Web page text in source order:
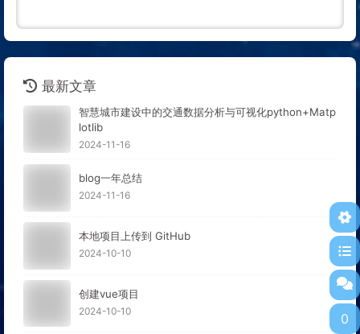
最新文章
智慧城市建设中的交通数据分析与可视化python+Matp
lotlib
2024-11-16
blog一年总结
2024-11-16
本地项目上传到 GitHub
2024-10-10
创建vue项目
2024-10-10 0